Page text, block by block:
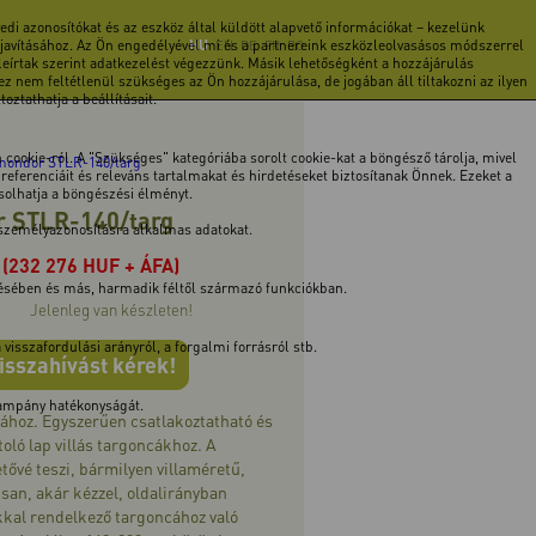
azonosítókat és az eszköz által küldött alapvető információkat – kezelünk
Az Ön engedélyével mi és a partnereink eszközleolvasásos módszerrel
szerint adatkezelést végezzünk. Másik lehetőségként a hozzájárulás
nem feltétlenül szükséges az Ön hozzájárulása, de jogában áll tiltakozni az ilyen
a beállításait.
ról. A "Szükséges" kategóriába sorolt cookie-kat a böngésző tárolja, mivel
és releváns tartalmakat és hirdetéseket biztosítanak Önnek. Ezeket a
a böngészési élményt.
alkalmas adatokat.
és más, harmadik féltől származó funkciókban.
visszafordulási arányról, a forgalmi forrásról stb.
hatékonyságát.
HU EN DE FR RO
STLR-140/targ
STLR-140/targ
(232 276 HUF + ÁFA)
Jelenleg van készleten!
kérek!
Egyszerűen csatlakoztatható és
lap villás targoncákhoz. A
teszi, bármilyen villaméretű,
akár kézzel, oldalirányban
rendelkező targoncához való